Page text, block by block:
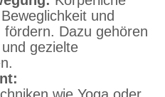
und
Dazu gehören
gezielte